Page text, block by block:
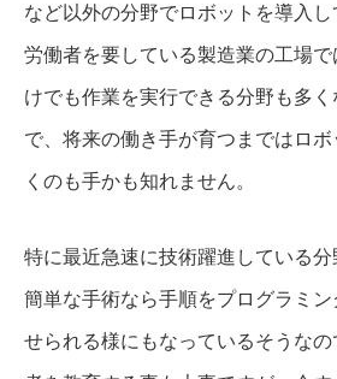
など以外の分野でロボットを導入
労働者を要している製造業の工場
けでも作業を実行できる分野も多
で、将来の働き手が育つまではロ
くのも手かも知れません。
特に最近急速に技術躍進している分
簡単な手術なら手順をプログラミ
せられる様にもなっているそうな